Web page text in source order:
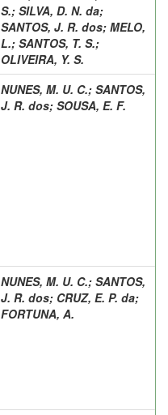
S.; SILVA, D. N. da;
SANTOS, J. R. dos; MELO,
L.; SANTOS, T. S.;
OLIVEIRA, Y. S.
NUNES, M. U. C.; SANTOS,
J. R. dos; SOUSA, E. F.
NUNES, M. U. C.; SANTOS,
J. R. dos; CRUZ, E. P. da;
FORTUNA, A.